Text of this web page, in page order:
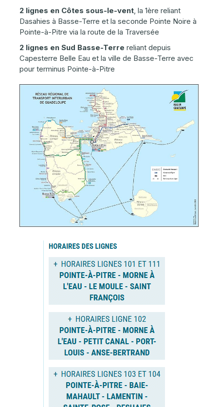
2 lignes en Côtes sous-le-vent, la 1ère reliant
Dasahies à Basse-Terre et la seconde Pointe Noire à
Pointe-à-Pitre via la route de la Traversée
2 lignes en Sud Basse-Terre reliant depuis
Capesterre Belle Eau et la ville de Basse-Terre avec
pour terminus Pointe-à-Pitre